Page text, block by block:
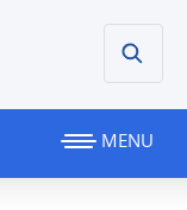
MENU